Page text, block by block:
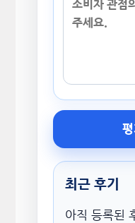
최근 후기
아직 등록된